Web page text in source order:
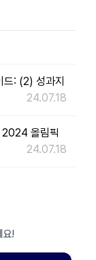
: (2) 성과지
24.07.18
2024 올림픽
24.07.18
요!